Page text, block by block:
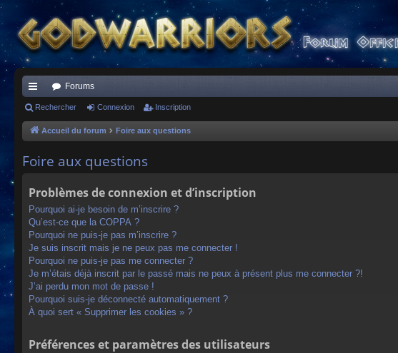
ac
co
s
Forums
Rechercher Connexion Inscription
Accueil du forum Foire aux questions
Foire aux questions
Problèmes de connexion et d’inscription
Pourquoi ai-je besoin de m’inscrire ?
Qu’est-ce que la COPPA ?
Pourquoi ne puis-je pas m’inscrire ?
Je suis inscrit mais je ne peux pas me connecter !
Pourquoi ne puis-je pas me connecter ?
Je m’étais déjà inscrit par le passé mais ne peux à présent plus me connecter ?!
J’ai perdu mon mot de passe !
Pourquoi suis-je déconnecté automatiquement ?
À quoi sert « Supprimer les cookies » ?
Préférences et paramètres des utilisateurs